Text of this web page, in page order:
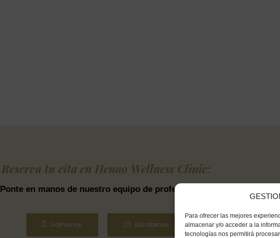
Para ofrecer las mejores
almacenar y/o acceder a la
tecnologías nos permitirá
Reserva tu cita en Henao Wellness Clinic:
Ponte en manos de nuestro equipo de profesionales.
Llámanos Escríbenos